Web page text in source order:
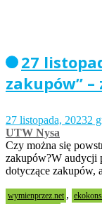
27
zakupów”
27 listopada, 20232
UTW Nysa
Czy można się
zakupów?W audycji
dotyczące zakupów,
wymienprzez.net ,